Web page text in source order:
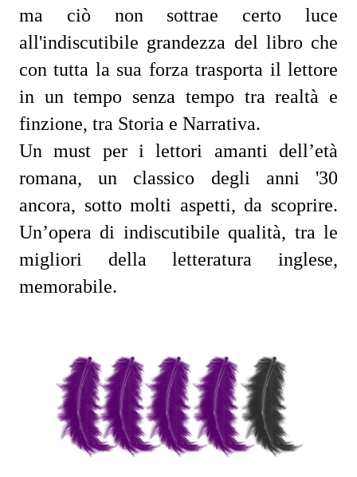
ma ciò non sottrae certo luce
all'indiscutibile grandezza del libro che
con tutta la sua forza trasporta il lettore
in un tempo senza tempo tra realtà e
finzione, tra Storia e Narrativa.
Un must per i lettori amanti dell’età
romana, un classico degli anni '30
ancora, sotto molti aspetti, da scoprire.
Un’opera di indiscutibile qualità, tra le
migliori della letteratura inglese,
memorabile.